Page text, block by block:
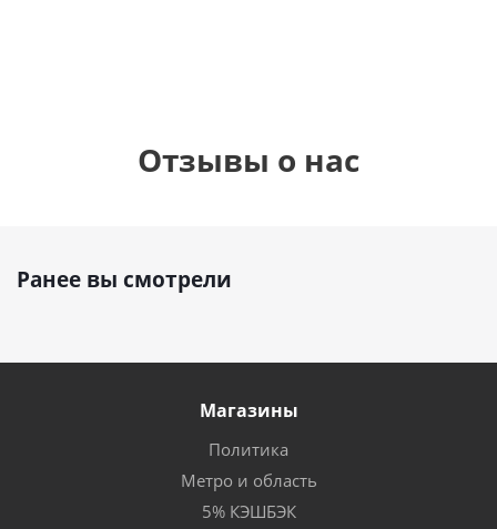
Отзывы о нас
Ранее вы смотрели
Магазины
Политика
Метро и область
5% КЭШБЭК